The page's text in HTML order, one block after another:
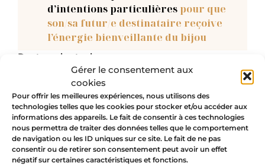
Gérer le consentement aux
cookies
Pour offrir les meilleures expériences, nous utilisons des
technologies telles que les cookies pour stocker et/ou accéder aux
informations des appareils. Le fait de consentir à ces technologies
nous permettra de traiter des données telles que le comportement
de navigation ou les ID uniques sur ce site. Le fait de ne pas
consentir ou de retirer son consentement peut avoir un effet
négatif sur certaines caractéristiques et fonctions.
d’intentions particulières pour que
son/sa futur/e destinataire reçoive
l’énergie bienveillante du bijou
Rupture de stock
Avis